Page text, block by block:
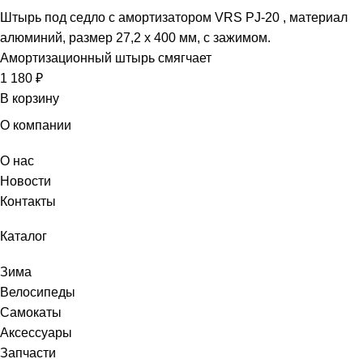
Штырь под седло с амортизатором VRS PJ-20 , материал
алюминий, размер 27,2 х 400 мм, с зажимом.
Амортизационный штырь смягчает
1 180 ₽
В корзину
О компании
О нас
Новости
Контакты
Каталог
Зима
Велосипеды
Самокаты
Аксессуары
Запчасти